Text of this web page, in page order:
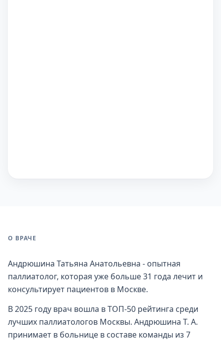
О ВРАЧЕ
Андрюшина Татьяна Анатольевна - опытная
паллиатолог, которая уже больше 31 года лечит и
консультирует пациентов в Москве.
В 2025 году врач вошла в ТОП-50 рейтинга среди
лучших паллиатологов Москвы. Андрюшина Т. А.
принимает в больнице в составе команды из 7